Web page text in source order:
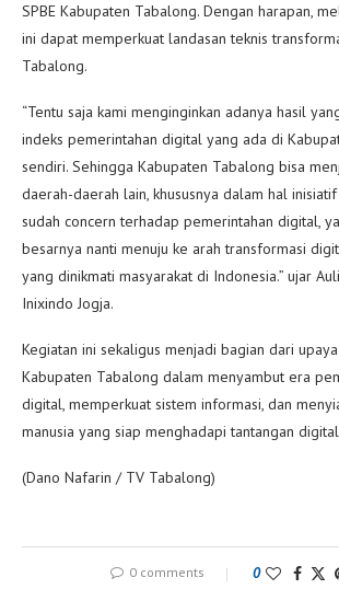
SPBE Kabupaten Tabalong. Dengan harapan,
ini dapat memperkuat landasan teknis
Tabalong.
“Tentu saja kami menginginkan adanya hasil
indeks pemerintahan digital yang ada di
sendiri. Sehingga Kabupaten Tabalong bisa
daerah-daerah lain, khususnya dalam hal
sudah concern terhadap pemerintahan digital,
besarnya nanti menuju ke arah transformasi
yang dinikmati masyarakat di Indonesia.” ujar
Inixindo Jogja.
Kegiatan ini sekaligus menjadi bagian dari
Kabupaten Tabalong dalam menyambut era
digital, memperkuat sistem informasi, dan
manusia yang siap menghadapi tantangan
(Dano Nafarin / TV Tabalong)
0 comments 0